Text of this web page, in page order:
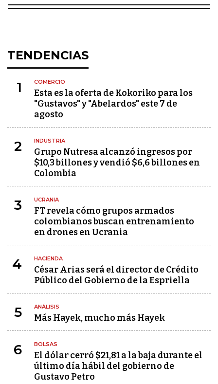
TENDENCIAS
1 COMERCIO
Esta es la oferta de Kokoriko para los
"Gustavos" y "Abelardos" este 7 de
agosto
2 INDUSTRIA
Grupo Nutresa alcanzó ingresos por
$10,3 billones y vendió $6,6 billones en
Colombia
3 UCRANIA
FT revela cómo grupos armados
colombianos buscan entrenamiento
en drones en Ucrania
4 HACIENDA
César Arias será el director de Crédito
Público del Gobierno de la Espriella
5 ANÁLISIS
Más Hayek, mucho más Hayek
6 BOLSAS
El dólar cerró $21,81 a la baja durante el
último día hábil del gobierno de
Gustavo Petro